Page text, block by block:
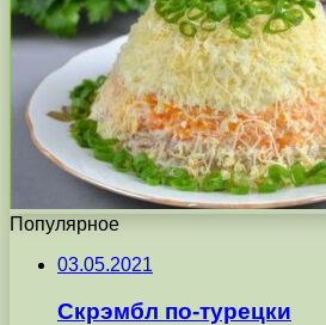
Популярное
03.05.2021
Скрэмбл по-турецки